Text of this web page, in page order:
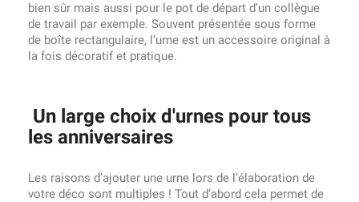
bien sûr mais aussi pour le pot de départ d’un collègue
de travail par exemple. Souvent présentée sous forme
de boîte rectangulaire, l’urne est un accessoire original à
la fois décoratif et pratique.
Un large choix d'urnes pour tous
les anniversaires
Les raisons d’ajouter une urne lors de l’élaboration de
votre déco sont multiples ! Tout d’abord cela permet de